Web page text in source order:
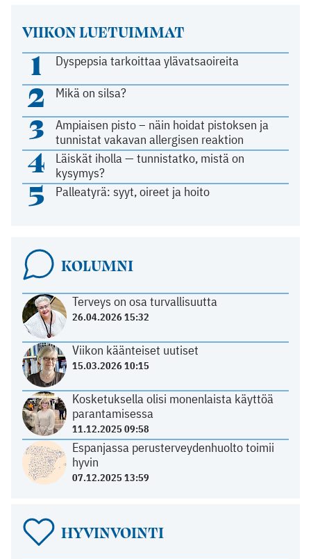
VIIKON LUETUIMMAT
1 Dyspepsia tarkoittaa ylävatsaoireita
2 Mikä on silsa?
3
Ampiaisen pisto – näin hoidat pistoksen ja
tunnistat vakavan allergisen reaktion
4
Läiskät iholla — tunnistatko, mistä on
kysymys?
5 Palleatyrä: syyt, oireet ja hoito
KOLUMNI
Terveys on osa turvallisuutta
26.04.2026 15:32
Viikon käänteiset uutiset
15.03.2026 10:15
Kosketuksella olisi monenlaista käyttöä
parantamisessa
11.12.2025 09:58
Espanjassa perusterveydenhuolto toimii
hyvin
07.12.2025 13:59
HYVINVOINTI